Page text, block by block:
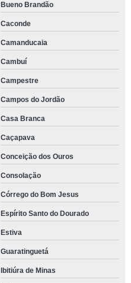
Bueno Brandão
Caconde
Camanducaia
Cambuí
Campestre
Campos do Jordão
Casa Branca
Caçapava
Conceição dos Ouros
Consolação
Córrego do Bom Jesus
Espírito Santo do Dourado
Estiva
Guaratinguetá
Ibitiúra de Minas